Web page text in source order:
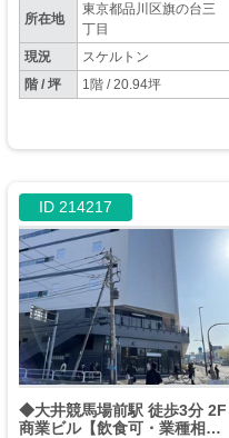
所在地
東京都品川区旗の台三
丁目
現況
スケルトン
階 / 坪
1階 / 20.94坪
ID 214217
◆大井競馬場前駅 徒歩3分 2F
商業ビル【飲食可・業種相